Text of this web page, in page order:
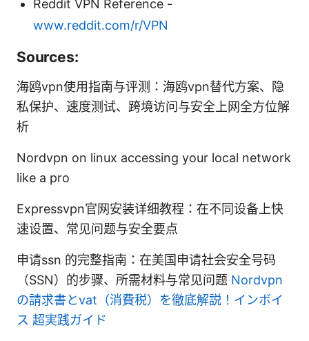
Reddit VPN Reference -
www.reddit.com/r/VPN
Sources:
海鸥vpn使用指南与评测：海鸥vpn替代方案、隐
私保护、速度测试、跨境访问与安全上网全方位解
析
Nordvpn on linux accessing your local network
like a pro
Expressvpn官网安装详细教程：在不同设备上快
速设置、常见问题与安全要点
申请ssn 的完整指南：在美国申请社会安全号码
（SSN）的步骤、所需材料与常见问题 Nordvpn
の請求書とvat（消費税）を徹底解説！インボイ
ス 超実践ガイド